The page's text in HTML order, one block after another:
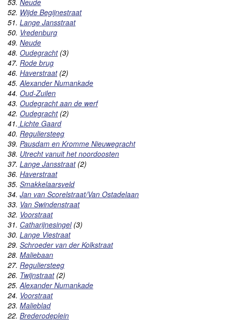
52. Wijde Begijnestraat
51. Lange Jansstraat
50. Vredenburg
49. Neude
48. Oudegracht(3)
47. Rode brug
46. Haverstraat(2)
45. Alexander Numankade
44. Oud-Zuilen
43. Oudegracht aan de werf
42. Oudegracht(2)
41. Lichte Gaard
40. Reguliersteeg
39. Pausdam en Kromme Nieuwegracht
38. Utrecht vanuit het noordoosten
37. Lange Jansstraat(2)
36. Haverstraat
35. Smakkelaarsveld
34. Jan van Scorelstraat/Van Ostadelaan
33. Van Swindenstraat
32. Voorstraat
31. Catharijnesingel(3)
30. Lange Viestraat
29. Schroeder van der Kolkstraat
28. Maliebaan
27. Reguliersteeg
26. Twijnstraat(2)
25. Alexander Numankade
24. Voorstraat
23. Malieblad
22. Brederodeplein